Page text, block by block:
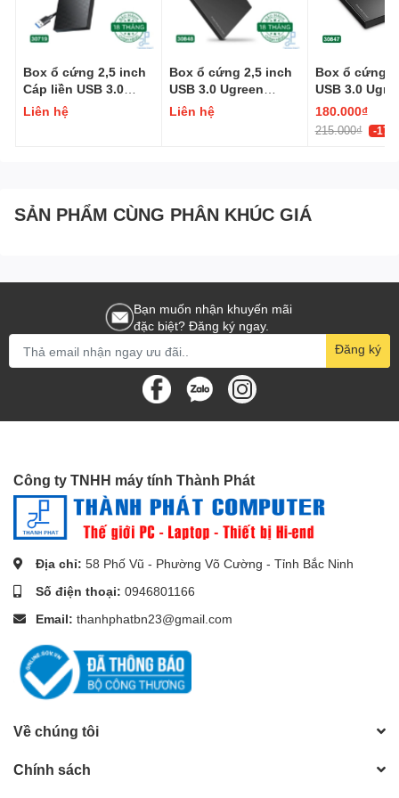
Box ổ cứng 2,5 inch
Cáp liền USB 3.0
Ugreen 30719
Liên hệ
Box ổ cứng 2,5 inch
USB 3.0 Ugreen
30848
Liên hệ
Box ổ cứng
USB 3.0
30847
180.000₫
215.000₫ -17%
SẢN PHẨM CÙNG PHÂN KHÚC GIÁ
Bạn muốn nhận khuyến mãi
đặc biệt? Đăng ký ngay.
Đăng ký
Công ty TNHH máy tính Thành Phát
Địa chỉ: 58 Phố Vũ - Phường Võ Cường - Tỉnh Bắc Ninh
Số điện thoại: 0946801166
Email: thanhphatbn23@gmail.com
Về chúng tôi
Chính sách